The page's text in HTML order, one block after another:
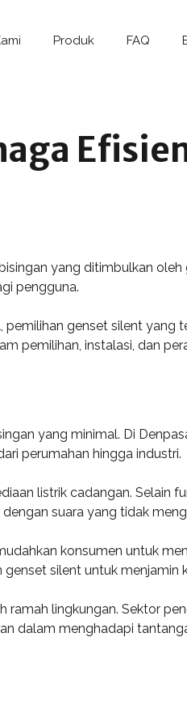
Produk FAQ
yang ditimbulkan
pengguna.
pemilihan genset silent yang
pemilihan, instalasi, dan
yang minimal. Di
perumahan hingga industri.
listrik cadangan. Selain
suara yang tidak
konsumen untuk
silent untuk menjamin
lingkungan. Sektor
dalam menghadapi